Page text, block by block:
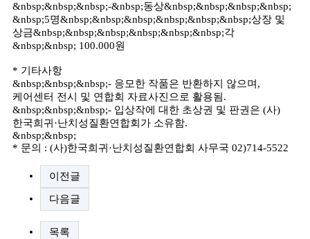
&nbsp;&nbsp;&nbsp;-&nbsp;동상&nbsp;&nbsp;&nbsp;&nbsp;
&nbsp;5명&nbsp;&nbsp;&nbsp;&nbsp;&nbsp;&nbsp;상장 및
상금&nbsp;&nbsp;&nbsp;&nbsp;&nbsp;&nbsp;각
&nbsp;&nbsp; 100.000원
* 기타사항
&nbsp;&nbsp;&nbsp;- 응모한 작품은 반환하지 않으며,
케어센터 전시 및 연합회 자료사진으로 활용됨.
&nbsp;&nbsp;&nbsp;- 입상작에 대한 초상권 및 판권은 (사)
한국희귀·난치성질환연합회가 소유함.
&nbsp;&nbsp;
* 문의 : (사)한국희귀·난치성질환연합회 사무국 02)714-5522
이전글
다음글
목록